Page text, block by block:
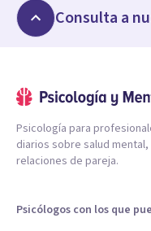
Consulta a
Psicología para
diarios sobre salud
relaciones de pareja.
Psicólogos con los que